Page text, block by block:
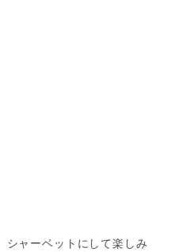
シャーベットにして楽しみ